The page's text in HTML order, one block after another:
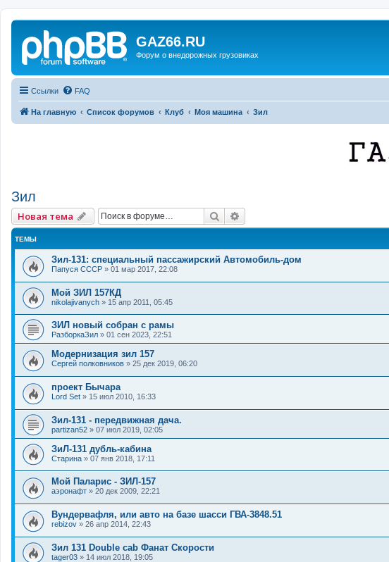
GAZ66.RU
Форум о внедорожных грузовиках
Ссылки FAQ
На главную Список форумов Клуб Моя машина Зил
Зил
Новая тема Поиск
ТЕМЫ
Зил-131: специальный пассажирский Автомобиль-дом
Папуся СССР » 01 мар 2017, 22:08
Мой ЗИЛ 157КД
nikolajivanych » 15 апр 2011, 05:45
ЗИЛ новый собран с рамы
РазборкаЗил » 01 сен 2023, 22:51
Модернизация зил 157
Сергей полковников » 25 дек 2019, 06:20
проект Бычара
Lord Set » 15 июл 2010, 16:33
Зил-131 - передвижная дача.
partizan52 » 07 июл 2019, 02:05
ЗиЛ-131 дубль-кабина
Старина » 07 янв 2018, 17:11
Мой Паларис - ЗИЛ-157
аэронафт » 20 дек 2009, 22:21
Вундервафля, или авто на базе шасси ГВА-3848.51
rebizov » 26 апр 2014, 22:43
Зил 131 Double cab Фанат Скорости
tager03 » 14 июл 2018, 19:05